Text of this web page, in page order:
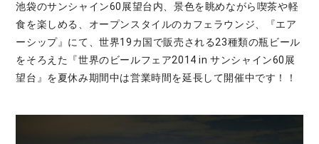
池袋のサンシャイン60展望台内、景色を眺めながら喫茶や軽
食を楽しめる、オープンスタイルのカフェラウンジ、『エア
ーシップ』にて、世界19カ国で販売される23種類の瓶ビール
をそろえた『世界のビールフェア2014 in サンシャイン60展
望台』を夏休み期間中は営業時間を延長して開催中です！！